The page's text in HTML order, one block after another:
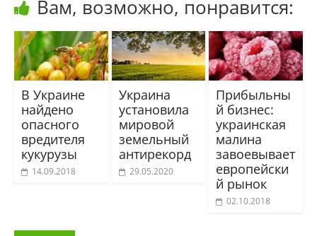
Вам, возможно, понравится:
В Украине
найдено
опасного
вредителя
кукурузы
14.09.2018
Украина
установила
мировой
земельный
антирекорд
29.05.2020
Прибыльны
й бизнес:
украинская
малина
завоевывает
европейски
й рынок
02.10.2018